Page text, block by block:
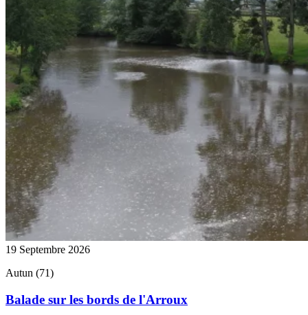
19 Septembre 2026
Autun (71)
Balade sur les bords de l'Arroux